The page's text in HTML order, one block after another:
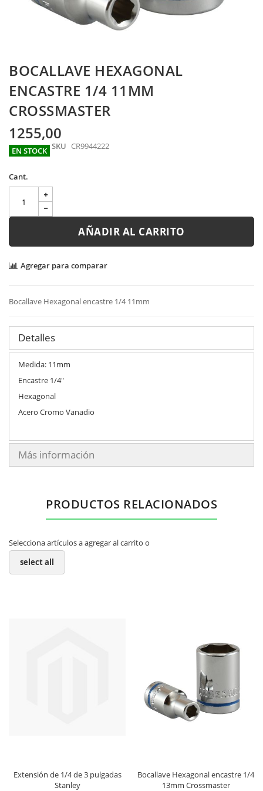
Skip
to
the
beginning
of
the
images
gallery
BOCALLAVE HEXAGONAL
ENCASTRE 1/4 11MM
CROSSMASTER
1255,00
EN STOCK SKU CR9944222
Cant.
AÑADIR AL CARRITO
Agregar para comparar
Bocallave Hexagonal encastre 1/4 11mm
Detalles
Medida: 11mm
Encastre 1/4"
Hexagonal
Acero Cromo Vanadio
Más información
PRODUCTOS RELACIONADOS
Selecciona artículos a agregar al carrito o
select all
Extensión de 1/4 de 3 pulgadas
Stanley
Bocallave Hexagonal encastre 1/4
13mm Crossmaster